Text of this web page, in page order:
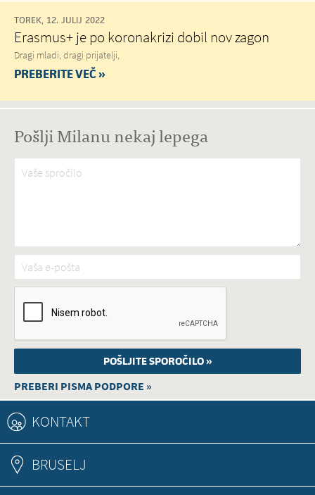
TOREK, 12. JULIJ 2022
Erasmus+ je po koronakrizi dobil nov zagon
Dragi mladi, dragi prijatelji,
PREBERITE VEČ »
Pošlji Milanu nekaj lepega
Vaše spročilo*
Vaša e-pošta*
PREBERI PISMA PODPORE »
KONTAKT
BRUSELJ